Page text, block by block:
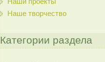
Наши проекты
Наше творчество
Категории раздела